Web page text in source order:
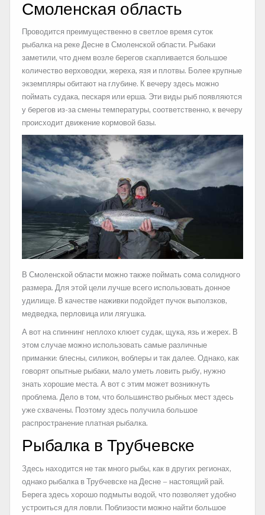
Смоленская область
Проводится преимущественно в светлое время суток
рыбалка на реке Десне в Смоленской области. Рыбаки
заметили, что днем возле берегов скапливается большое
количество верховодки, жереха, язя и плотвы. Более крупные
экземпляры обитают на глубине. К вечеру здесь можно
поймать судака, пескаря или ерша. Эти виды рыб появляются
у берегов из-за смены температуры, соответственно, к вечеру
происходит движение кормовой базы.
В Смоленской области можно также поймать сома солидного
размера. Для этой цели лучше всего использовать донное
удилище. В качестве наживки подойдет пучок выползков,
медведка, перловица или лягушка.
А вот на спиннинг неплохо клюет судак, щука, язь и жерех. В
этом случае можно использовать самые различные
приманки: блесны, силикон, воблеры и так далее. Однако, как
говорят опытные рыбаки, мало уметь ловить рыбу, нужно
знать хорошие места. А вот с этим может возникнуть
проблема. Дело в том, что большинство рыбных мест здесь
уже схвачены. Поэтому здесь получила большое
распространение платная рыбалка.
Рыбалка в Трубчевске
Здесь находится не так много рыбы, как в других регионах,
однако рыбалка в Трубчевске на Десне – настоящий рай.
Берега здесь хорошо подмыты водой, что позволяет удобно
устроиться для ловли. Поблизости можно найти большое